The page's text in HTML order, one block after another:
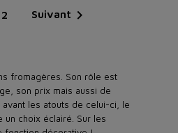
2 Suivant 
fromagères. Son rôle est
son prix mais aussi de
les atouts de celui-ci, le
choix éclairé. Sur les